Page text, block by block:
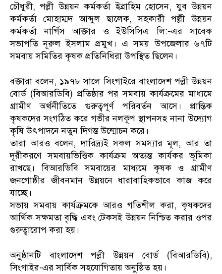
চৌধুরী, পল্লী উন্নয়ন কর্মকর্তা ইব্রাহিম হোসেন, যুব উন্নয়ন
কর্মকর্তা মোহাম্মদ আব্দুল ছালেক, সহকারী পল্লী উন্নয়ন
কর্মকর্তা নার্গিস আক্তার ও ইউসিসিএ লি:–এর সাবেক
সভাপতি নূরুল ইসলাম প্রমুখ। এ সময় উপজেলার ৬৭টি
সমবায় সমিতির কৃষক প্রতিনিধিরা উপস্থিত ছিলেন।
বক্তারা বলেন, ১৯৭৮ সালে সিংগাইরে বাংলাদেশ পল্লী উন্নয়ন
বোর্ড (বিআরডিবি) প্রতিষ্ঠার পর সমবায় কার্যক্রমের মাধ্যমে
গ্রামীণ অর্থনীতিতে গুরুত্বপূর্ণ পরিবর্তন আসে। প্রান্তিক
কৃষকদের সংগঠিত করে গভীর নলকূপ স্থাপনসহ নানা উদ্যোগ
কৃষি উৎপাদনে নতুন দিগন্ত উন্মোচন করে।
তারা আরও বলেন, দারিদ্র্যই সকল সমস্যার মূল, আর তা
দূরীকরণে সমবায়ভিত্তিক কার্যক্রম অত্যন্ত কার্যকর ভূমিকা
রাখছে। বিআরডিবি সমবায়ের মাধ্যমে কৃষক ও গ্রামীণ
জনগোষ্ঠীর জীবনমান উন্নয়নে ধারাবাহিকভাবে কাজ করে
যাচ্ছে।
সভায় সমবায় কার্যক্রমকে আরও গতিশীল করা, কৃষকদের
আর্থিক সক্ষমতা বৃদ্ধি এবং টেকসই উন্নয়ন নিশ্চিত করার ওপর
গুরুত্বারোপ করা হয়।
অনুষ্ঠানটি বাংলাদেশ পল্লী উন্নয়ন বোর্ড (বিআরডিবি),
সিংগাইর-এর সার্বিক সহযোগিতায় অনুষ্ঠিত হয়।